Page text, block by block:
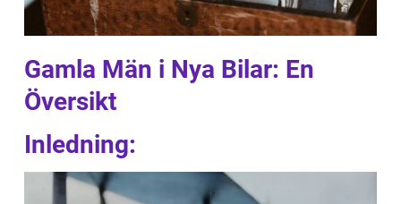
Gamla Män i Nya Bilar: En
Översikt
Inledning: